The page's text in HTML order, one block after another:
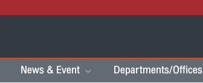
News & Event Departments/Offices